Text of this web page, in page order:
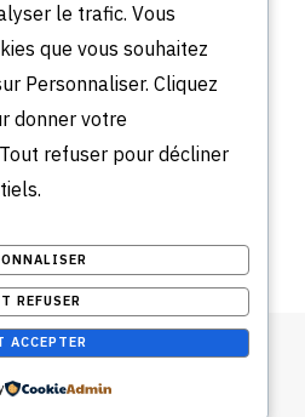
: le guide complet
2026
30, 2026
-Plan du site.
Top
le trafic. Vous
que vous souhaitez
Personnaliser. Cliquez
donner votre
refuser pour décliner
REFUSER
ACCEPTER